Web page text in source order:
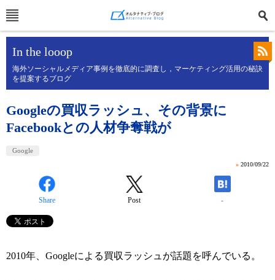
In the looop
海外ソーシャルメディア事例を徹底的に調査し，マーケティング活用の秘訣
を提案するブログ
Googleの買収ラッシュ、その背景に
Facebookとの人材争奪戦が
Google
» 2010/09/22
Share Post -
2010年、Googleによる買収ラッシュが話題を呼んでいる。